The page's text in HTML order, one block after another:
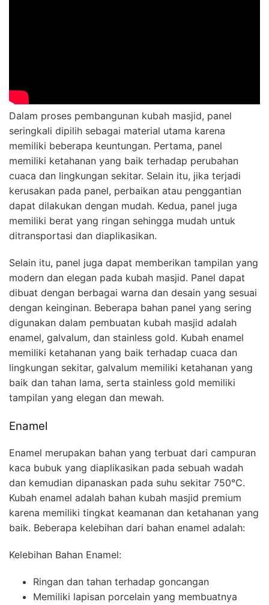
Dalam proses pembangunan kubah masjid, panel
seringkali dipilih sebagai material utama karena
memiliki beberapa keuntungan. Pertama, panel
memiliki ketahanan yang baik terhadap perubahan
cuaca dan lingkungan sekitar. Selain itu, jika terjadi
kerusakan pada panel, perbaikan atau penggantian
dapat dilakukan dengan mudah. Kedua, panel juga
memiliki berat yang ringan sehingga mudah untuk
ditransportasi dan diaplikasikan.
Selain itu, panel juga dapat memberikan tampilan yang
modern dan elegan pada kubah masjid. Panel dapat
dibuat dengan berbagai warna dan desain yang sesuai
dengan keinginan. Beberapa bahan panel yang sering
digunakan dalam pembuatan kubah masjid adalah
enamel, galvalum, dan stainless gold. Kubah enamel
memiliki ketahanan yang baik terhadap cuaca dan
lingkungan sekitar, galvalum memiliki ketahanan yang
baik dan tahan lama, serta stainless gold memiliki
tampilan yang elegan dan mewah.
Enamel
Enamel merupakan bahan yang terbuat dari campuran
kaca bubuk yang diaplikasikan pada sebuah wadah
dan kemudian dipanaskan pada suhu sekitar 750°C.
Kubah enamel adalah bahan kubah masjid premium
karena memiliki tingkat keamanan dan ketahanan yang
baik. Beberapa kelebihan dari bahan enamel adalah:
Kelebihan Bahan Enamel:
Ringan dan tahan terhadap goncangan
Memiliki lapisan porcelain yang membuatnya